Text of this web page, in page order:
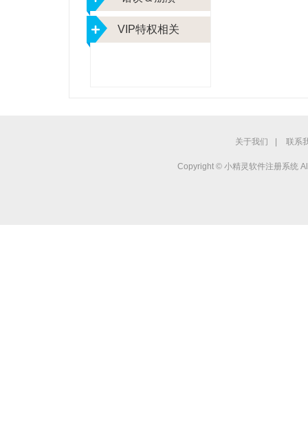
VIP特权相关
关于我们 联系
Copyright © 小精灵软件注册系统